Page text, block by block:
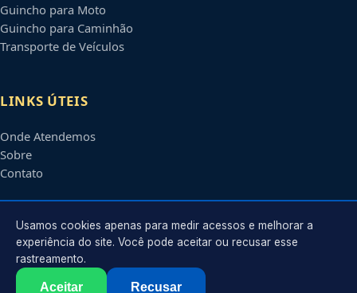
Guincho para Moto
Guincho para Caminhão
Transporte de Veículos
LINKS ÚTEIS
Onde Atendemos
Sobre
Contato
CONTATO
Atendimento em
contato@guinchosjundiai.com.br
Usamos cookies apenas para medir acessos e melhorar a
experiência do site. Você pode aceitar ou recusar esse
rastreamento.
Aceitar Recusar